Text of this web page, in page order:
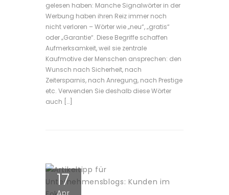
gelesen haben: Manche Signalwörter in der
Werbung haben ihren Reiz immer noch
nicht verloren – Wörter wie „neu“, „gratis“
oder „Garantie“. Diese Begriffe schaffen
Aufmerksamkeit, weil sie zentrale
Kaufmotive der Menschen ansprechen: den
Wunsch nach Sicherheit, nach
Zeitersparnis, nach Anregung, nach Prestige
etc. Verwenden Sie deshalb diese Wörter
auch […]
17